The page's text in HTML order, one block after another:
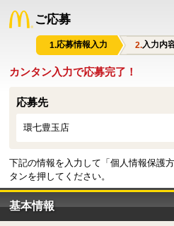
ご応募
応募情報入力 入力内
カンタン入力で応募完了！
応募先
環七豊玉店
下記の情報を入力して「個人情報保護
タンを押してください。
基本情報